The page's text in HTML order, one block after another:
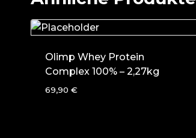
Olimp Whey Protein
Complex 100% – 2,27kg
69,90 €